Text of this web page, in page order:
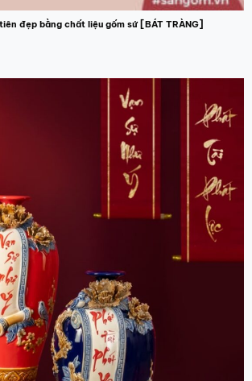
đẹp bằng chất liệu gốm sứ [BÁT TRÀNG]